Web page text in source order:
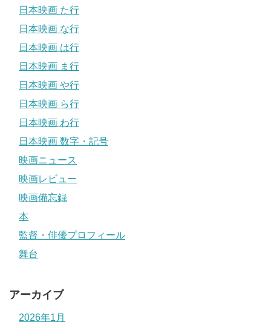
日本映画 た行
日本映画 な行
日本映画 は行
日本映画 ま行
日本映画 や行
日本映画 ら行
日本映画 わ行
日本映画 数字・記号
映画ニュース
映画レビュー
映画備忘録
本
監督・俳優プロフィール
舞台
アーカイブ
2026年1月